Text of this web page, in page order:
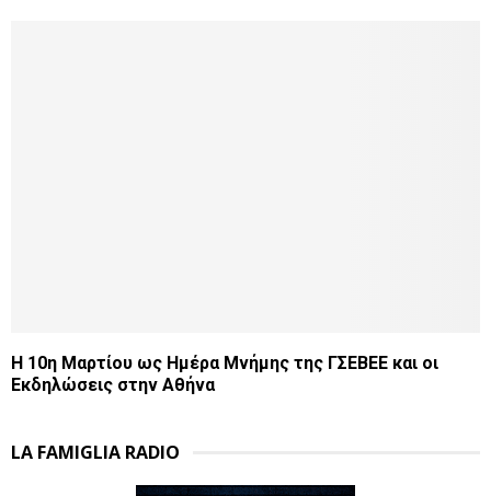
Η 10η Μαρτίου ως Ημέρα Μνήμης της ΓΣΕΒΕΕ και οι
Εκδηλώσεις στην Αθήνα
LA FAMIGLIA RADIO